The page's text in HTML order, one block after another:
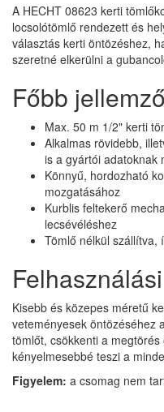
A HECHT 08623 kerti
locsolótömlő rendezett és
választás kerti öntözéshez,
szeretné elkerülni a
Főbb
Max. 50 m 1/2" kerti
Alkalmas rövidebb,
is a gyártói adatoknak
Könnyű, hordozható
mozgatásához
Kurblis feltekerő
lecsévéléshez
Tömlő nélkül szállítva,
Kisebb és közepes méretű
veteményesek öntözéséhez
tömlőt, csökkenti a
kényelmesebbé teszi a
Figyelem: a csomag nem